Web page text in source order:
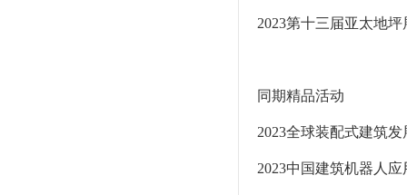
2023第十三届亚太地坪
同期精品活动
2023全球装配式建筑发
2023中国建筑机器人应